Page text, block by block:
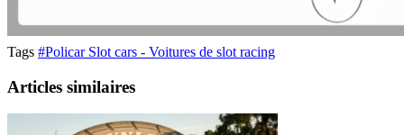
Tags #Policar Slot cars - Voitures de slot racing
Articles similaires